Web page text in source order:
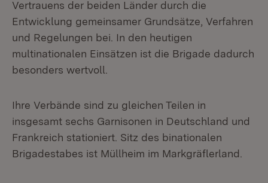
Vertrauens der beiden Länder durch die
Entwicklung gemeinsamer Grundsätze, Verfahren
und Regelungen bei. In den heutigen
multinationalen Einsätzen ist die Brigade dadurch
besonders wertvoll.
Ihre Verbände sind zu gleichen Teilen in
insgesamt sechs Garnisonen in Deutschland und
Frankreich stationiert. Sitz des binationalen
Brigadestabes ist Müllheim im Markgräflerland.